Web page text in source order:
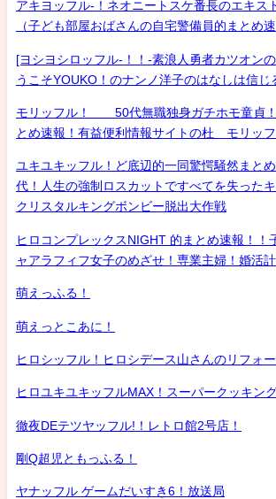
アキヨッフル-！ネオニートスケ番長のエキス
（子ども部屋おばさんの自宅警備員的まとめ速
[ヨシヨシロッフル-！！-素浪人勇者カツオン
うこそYOUKO！のナンノ洋子のはなしは信じ
モリッフル！ 50代無職独身ガチホモ童貞！
とめ速報！有益便利情報サイトの杜 モリッ
ユキユキッフル！ど底辺的一同驚愕騒然まと
代！人生の強制ロスカットですべてを失った
クリスタルキングボンビー脱出大作戦
ヒロコンプレックスNIGHT 的まとめ速報！！
ャアラフィフ女子のめざせ！専業主婦！婚活
萌えっふる！
萌えっとこあに！
ヒロシッフル！ヒロシデース山さんのリフォ
ヒロユキユキッフルMAX！スーパークッキング
徹夜DEテツヤッフル!！レトロ館2号店！
剛Q超児ともっふる！
ヤナッフル ゲームだいすき6！放送局